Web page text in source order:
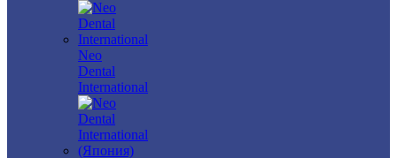
Neo
Dental
International